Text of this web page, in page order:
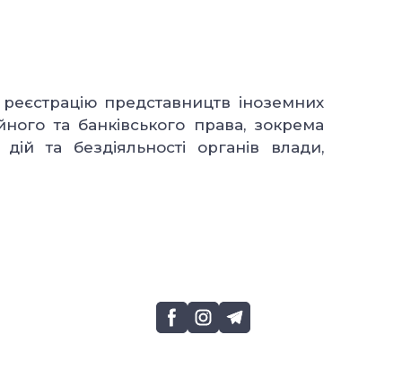
представництв іноземних
та банківського права, зокрема
та бездіяльності органів влади,